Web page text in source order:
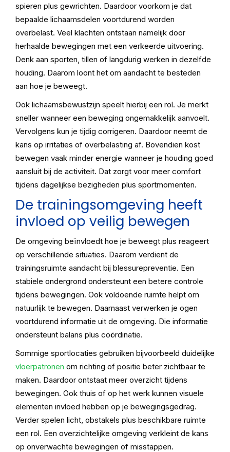
spieren plus gewrichten. Daardoor voorkom je dat
bepaalde lichaamsdelen voortdurend worden
overbelast. Veel klachten ontstaan namelijk door
herhaalde bewegingen met een verkeerde uitvoering.
Denk aan sporten, tillen of langdurig werken in dezelfde
houding. Daarom loont het om aandacht te besteden
aan hoe je beweegt.
Ook lichaamsbewustzijn speelt hierbij een rol. Je merkt
sneller wanneer een beweging ongemakkelijk aanvoelt.
Vervolgens kun je tijdig corrigeren. Daardoor neemt de
kans op irritaties of overbelasting af. Bovendien kost
bewegen vaak minder energie wanneer je houding goed
aansluit bij de activiteit. Dat zorgt voor meer comfort
tijdens dagelijkse bezigheden plus sportmomenten.
De trainingsomgeving heeft
invloed op veilig bewegen
De omgeving beïnvloedt hoe je beweegt plus reageert
op verschillende situaties. Daarom verdient de
trainingsruimte aandacht bij blessurepreventie. Een
stabiele ondergrond ondersteunt een betere controle
tijdens bewegingen. Ook voldoende ruimte helpt om
natuurlijk te bewegen. Daarnaast verwerken je ogen
voortdurend informatie uit de omgeving. Die informatie
ondersteunt balans plus coördinatie.
Sommige sportlocaties gebruiken bijvoorbeeld duidelijke
vloerpatronen om richting of positie beter zichtbaar te
maken. Daardoor ontstaat meer overzicht tijdens
bewegingen. Ook thuis of op het werk kunnen visuele
elementen invloed hebben op je bewegingsgedrag.
Verder spelen licht, obstakels plus beschikbare ruimte
een rol. Een overzichtelijke omgeving verkleint de kans
op onverwachte bewegingen of misstappen.